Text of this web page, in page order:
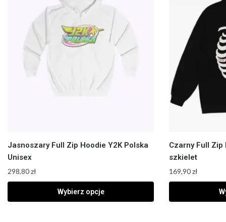
Jasnoszary Full Zip Hoodie Y2K Polska
Unisex
298,80zł
Wybierz opcje
Czarny Full
szkielet
169,90zł